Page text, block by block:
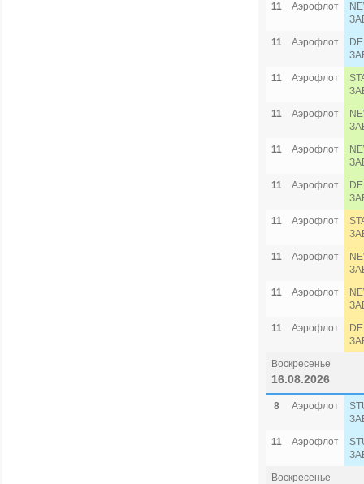
11
Аэрофлот
11
Аэрофлот
11
Аэрофлот
11
Аэрофлот
11
Аэрофлот
11
Аэрофлот
11
Аэрофлот
11
Аэрофлот
11
Аэрофлот
11
Аэрофлот
Воскресенье
16.08.2026
8 Аэрофлот
11
Аэрофлот
Воскресенье